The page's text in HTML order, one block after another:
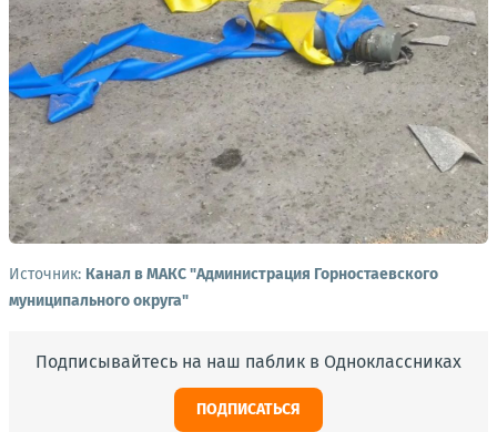
Источник: Канал в МАКС "Администрация Горностаевского
муниципального округа"
Подписывайтесь на наш паблик в Одноклассниках
ПОДПИСАТЬСЯ